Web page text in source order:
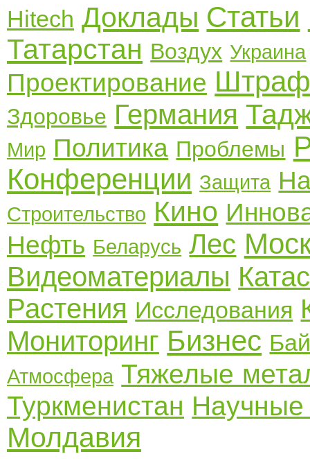
Hitech Доклады Статьи
Татарстан Воздух Украина
Проектирование
Здоровье Германия
Мир Политика Проблемы
Конференции Защита
Строительство Кино
Нефть Беларусь Лес
Видеоматериалы
Растения Исследования
Мониторинг Бизнес
Атмосфера Тяжелые
Туркменистан Научные
Молдавия